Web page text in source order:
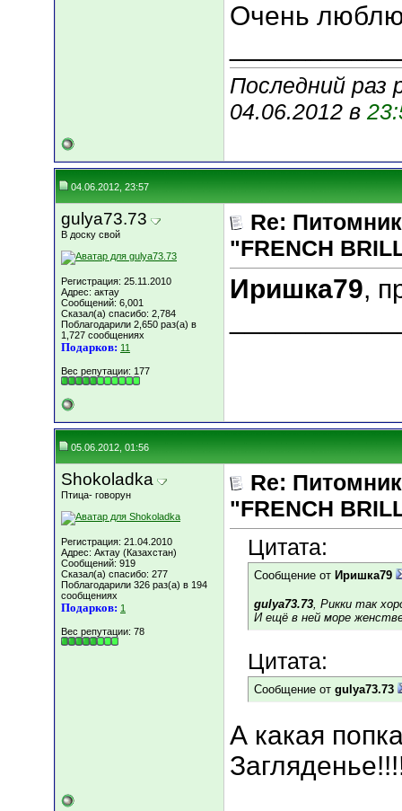
Очень
Последний раз
04.06.2012 в
04.06.2012, 23:57
gulya73.73
В доску свой
Регистрация: 25.11.2010
Адрес: актау
Сообщений: 6,001
Сказал(а) спасибо: 2,784
Поблагодарили 2,650 раз(а) в
1,727 сообщениях
Подарков: 11
Вес репутации: 177
Re:
"FRENCH
Иришка79,
05.06.2012, 01:56
Shokoladka
Птица- говорун
Регистрация: 21.04.2010
Адрес: Актау (Казахстан)
Сообщений: 919
Сказал(а) спасибо: 277
Поблагодарили 326 раз(а) в 194
сообщениях
Подарков: 1
Вес репутации: 78
Re:
"FRENCH
Цитата:
Сообщение от Иришка79
gulya73.73, Рикки так
И ещё в ней море
Цитата:
Сообщение от gulya73.73
А какая